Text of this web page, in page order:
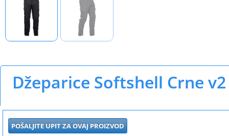
Džeparice Softshell Crne v2
POŠALJITE UPIT ZA OVAJ PROIZVOD